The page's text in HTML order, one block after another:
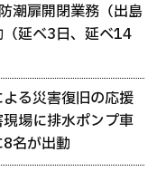
潮扉開閉業務（出島
延べ3日、延べ14
る災害復旧の応援
場に排水ポンプ車
名が出動